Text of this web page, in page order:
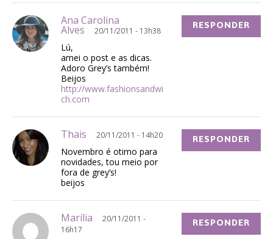
Ana Carolina
Alves 20/11/2011 - 13h38
Lú,
amei o post e as dicas.
Adoro Grey’s também!
Beijos
http://www.fashionsandwi
ch.com
RESPONDER
Thais 20/11/2011 - 14h20
Novembro é otimo para
novidades, tou meio por
fora de grey’s!
beijos
RESPONDER
Marília
20/11/2011 -
16h17
RESPONDER